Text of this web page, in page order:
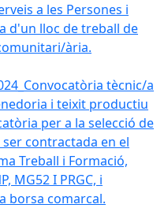
a les Persones i
d'un lloc de treball de
ària.
tècnic/a
i teixit productiu
per a la selecció de
contractada en el
Treball i Formació,
MG52 I PRGC, i
borsa comarcal.